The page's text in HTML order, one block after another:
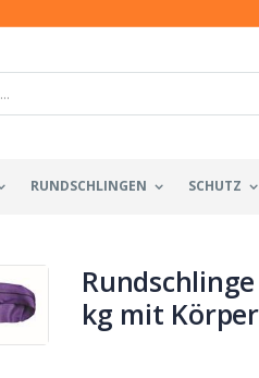
RUNDSCHLINGEN SCHUTZ
kg mit